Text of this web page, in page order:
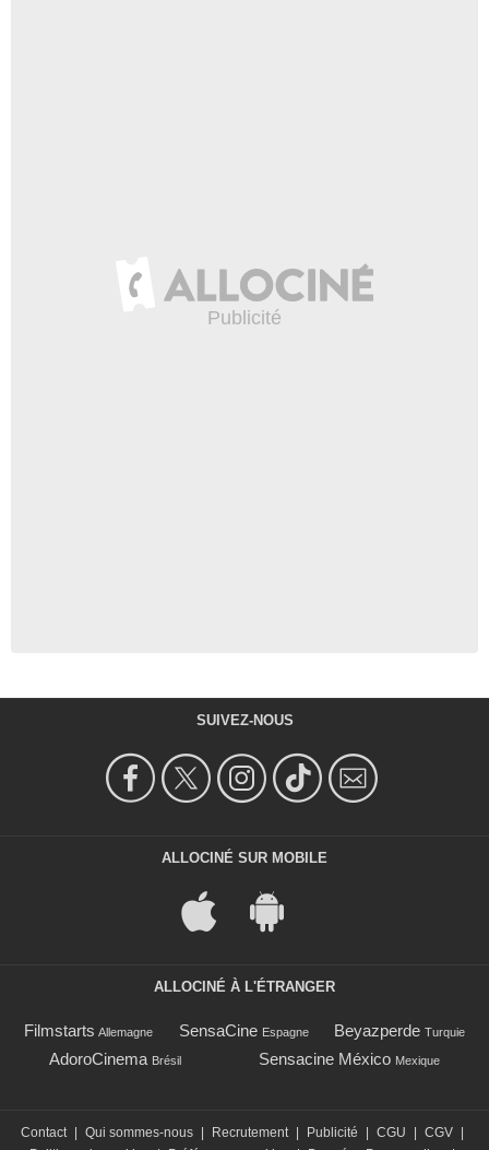
SUIVEZ-NOUS
ALLOCINÉ SUR MOBILE
ALLOCINÉ À L'ÉTRANGER
Filmstarts Allemagne SensaCine Espagne Beyazperde Turquie
AdoroCinema Brésil Sensacine México Mexique
Contact Qui sommes-nous Recrutement Publicité CGU CGV